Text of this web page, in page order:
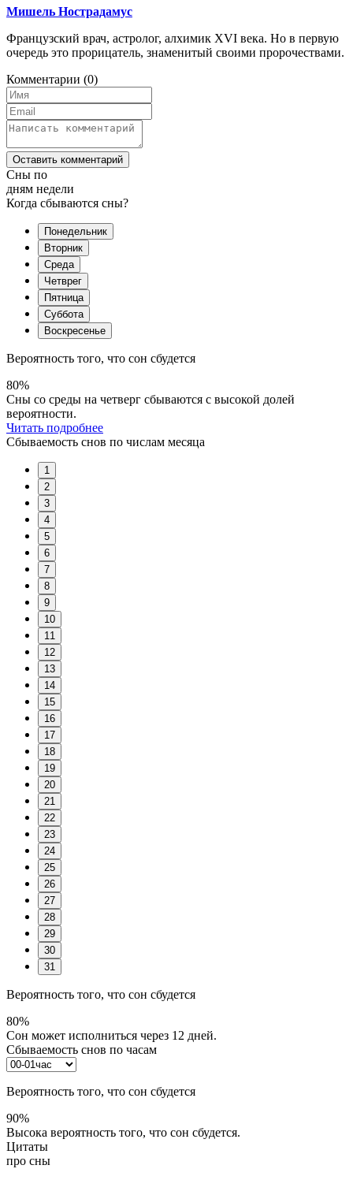
Мишель Нострадамус
Французский врач, астролог, алхимик XVI века. Но в первую
очередь это прорицатель, знаменитый своими пророчествами.
Комментарии (0)
Оставить комментарий
Сны по
дням недели
Когда сбываются сны?
Понедельник
Вторник
Среда
Четврег
Пятница
Суббота
Воскресенье
Вероятность того, что сон сбудется
80%
Сны со среды на четверг сбываются с высокой долей
вероятности.
Читать подробнее
Сбываемость снов по числам месяца
1
2
3
4
5
6
7
8
9
10
11
12
13
14
15
16
17
18
19
20
21
22
23
24
25
26
27
28
29
30
31
Вероятность того, что сон сбудется
80%
Сон может исполниться через 12 дней.
Сбываемость снов по часам
Вероятность того, что сон сбудется
90%
Высока вероятность того, что сон сбудется.
Цитаты
про сны